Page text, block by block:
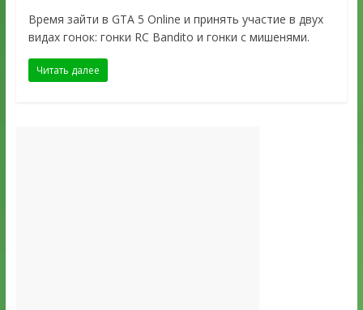
Время зайти в GTA 5 Online и принять участие в двух
видах гонок: гонки RC Bandito и гонки с мишенями.
Читать далее